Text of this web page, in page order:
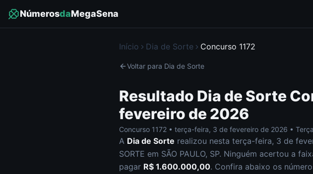
NúmerosdaMegaSena
Início Dia de Sorte Concurso 1172
Voltar para Dia de Sorte
Resultado Dia de Sorte
fevereiro de 2026
Concurso 1172 • terça-feira, 3 de fevereiro de 2026 •
A Dia de Sorte realizou nesta terça-feira, 3 de
SORTE em SÃO PAULO, SP. Ninguém acertou a
pagar R$ 1.600.000,00. Confira abaixo os